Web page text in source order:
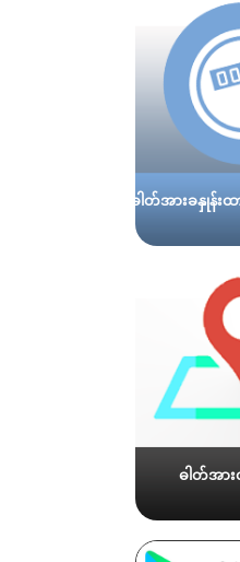
ဓါတ်အားခနှုန်းထ
ဓါတ်အား